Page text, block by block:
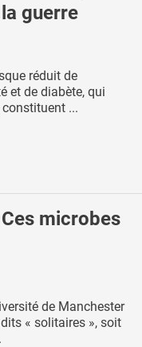
guerre
réduit de
et de diabète, qui
...
Ces microbes
de Manchester
« solitaires », soit